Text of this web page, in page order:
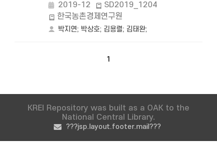
2019-12
SD2019_1204
한국농촌경제연구원
박지연; 박상호; 김용렬; 김태완;
1
KREI Repository was built as a OAK to the
National Central Library.
???jsp.layout.footer.mail???